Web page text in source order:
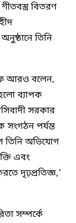
বিতরণ
তিনি
আরও বলেন,
ব্যাপক
সরকার
সংগঠন পর্যন্ত
তিনি অভিযোগ
এবং
দৃঢ়প্রতিজ্ঞ,’
সম্পর্কে